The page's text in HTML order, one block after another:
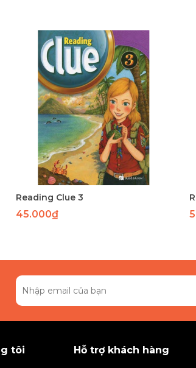
Reading Clue 3
45.000₫
tôi Hỗ trợ khách hàng